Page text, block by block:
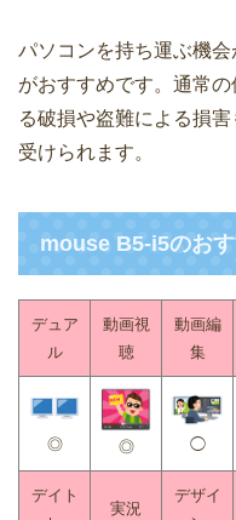
パソコンを持ち運ぶ機
がおすすめです。通常
る破損や盗難による損
受けられます。
mouse B5-i5のお
デュア
ル
動画視
聴
動画編
集
◎ ◎ ◯
デイト
実況
デザイ